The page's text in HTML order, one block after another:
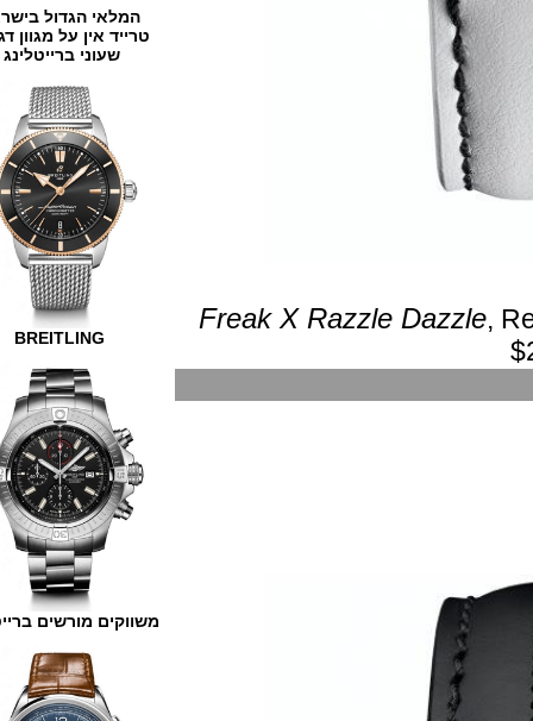
Freak X Razzle
המלאי הגדול בישראל
טרייד אין על מגוון דגמים
שעוני ברייטלינג
BREITLING
משווקים מורשים ברייטלינג